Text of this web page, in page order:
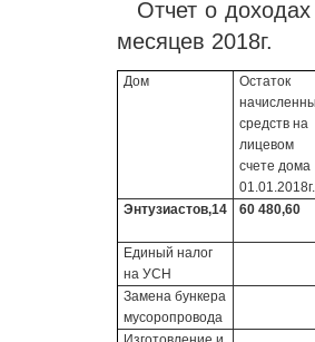
Отчет о
месяцев 2018г.
Дом
Остаток
средств на
лицевом
счете дома
01.01.2018г.
Энтузиастов,14
60 480,60
Единый налог
на УСН
Замена бункера
мусоропровода